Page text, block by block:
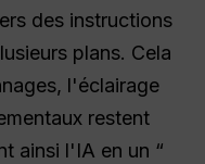
des instructions
plans. Cela
l'éclairage
restent
ainsi l'IA en un “